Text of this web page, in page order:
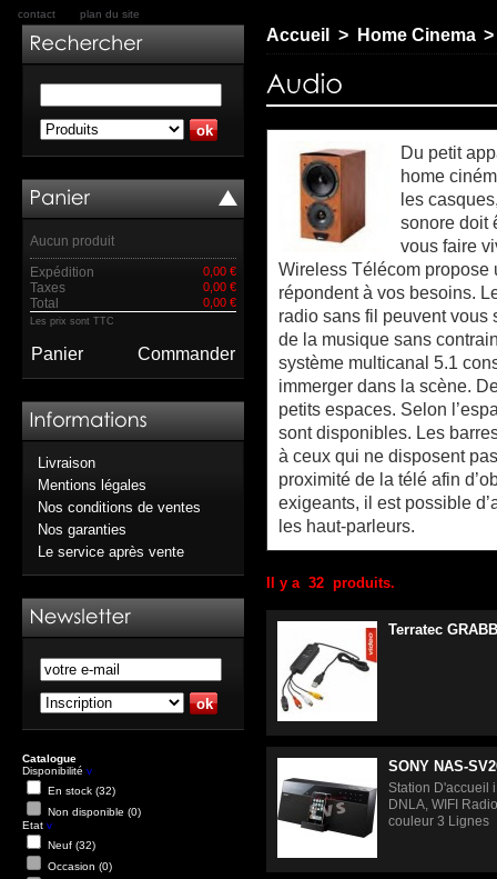
contact plan du site
Aucun produit
Expédition
0,00 €
Taxes 0,00 €
Total 0,00 €
Les prix sont TTC
Panier Commander
Livraison
Mentions légales
Nos conditions de ventes
Nos garanties
Le service après vente
Catalogue
Disponibilité v
En stock (32)
Non disponible (0)
Etat v
Neuf (32)
Occasion (0)
Accueil > Home Cinema >
Du petit
home
les
sonore doit
vous faire
Wireless Télécom propose
répondent à vos besoins.
radio sans fil peuvent vous
de la musique sans
système multicanal 5.1
immerger dans la scène.
petits espaces. Selon
sont disponibles. Les
à ceux qui ne disposent
proximité de la télé afin
exigeants, il est possible
les haut-parleurs.
Il y a 32 produits.
Terratec
SONY NAS-
Station D'accueil
DNLA, WIFI
couleur 3 Lignes